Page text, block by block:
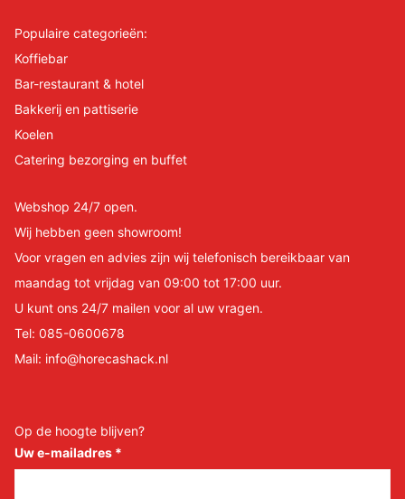
Populaire categorieën:
Koffiebar
Bar-restaurant & hotel
Bakkerij en pattiserie
Koelen
Catering bezorging en buffet
Webshop 24/7 open.
Wij hebben geen showroom!
Voor vragen en advies zijn wij telefonisch bereikbaar van
maandag tot vrijdag van 09:00 tot 17:00 uur.
U kunt ons 24/7 mailen voor al uw vragen.
Tel: 085-0600678
Mail: info@horecashack.nl
Op de hoogte blijven?
Uw e-mailadres *